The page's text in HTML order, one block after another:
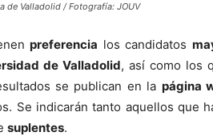
de Valladolid / Fotografía: JOUV
preferencia los candidatos
de Valladolid, así como los
se publican en la página
Se indicarán tanto aquellos que
suplentes.